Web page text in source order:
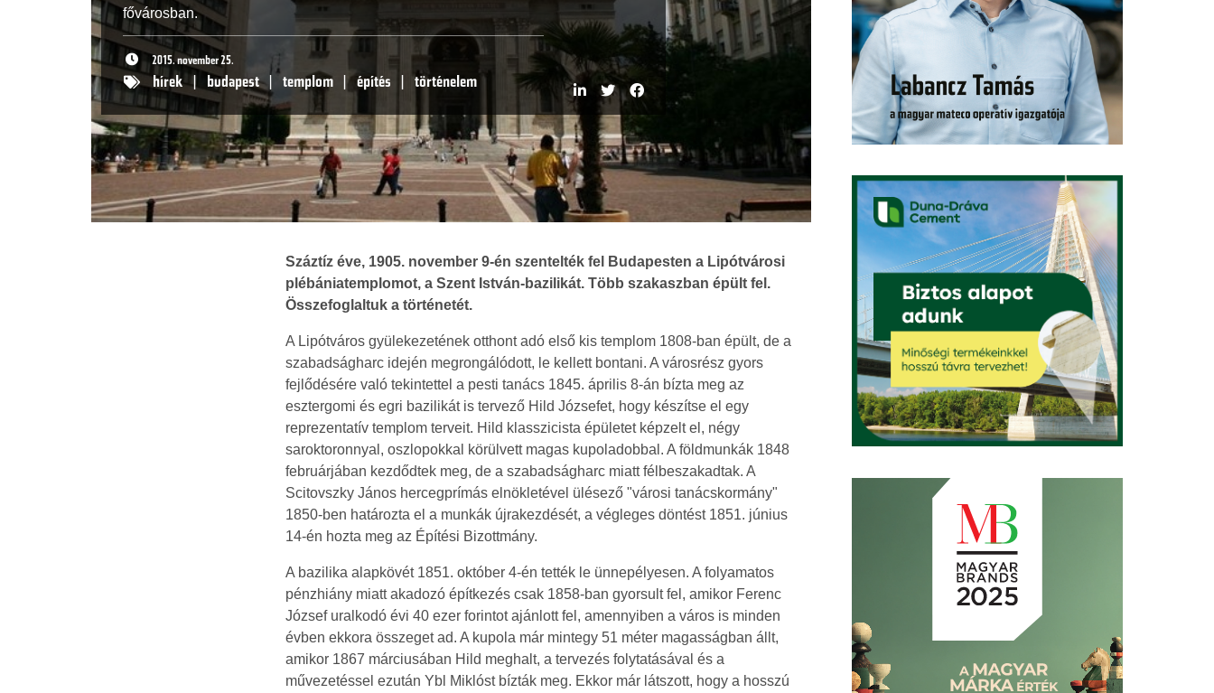
fővárosban.
2015. november 25.
hírek | budapest templom | építés történelem
Száztíz éve, 1905. november 9-én szentelték fel Budapesten a Lipótvárosi
plébániatemplomot, a Szent István-bazilikát. Több szakaszban épült fel.
Összefoglaltuk a történetét.
A Lipótváros gyülekezetének otthont adó első kis templom 1808-ban épült, de a
szabadságharc idején megrongálódott, le kellett bontani. A városrész gyors
fejlődésére való tekintettel a pesti tanács 1845. április 8-án bízta meg az
esztergomi és egri bazilikát is tervező Hild Józsefet, hogy készítse el egy
reprezentatív templom terveit. Hild klasszicista épületet képzelt el, négy
saroktoronnyal, oszlopokkal körülvett magas kupoladobbal. A földmunkák 1848
februárjában kezdődtek meg, de a szabadságharc miatt félbeszakadtak. A
Scitovszky János hercegprímás elnökletével ülésező "városi tanácskormány"
1850-ben határozta el a munkák újrakezdését, a végleges döntést 1851. június
14-én hozta meg az Építési Bizottmány.
A bazilika alapkövét 1851. október 4-én tették le ünnepélyesen. A folyamatos
pénzhiány miatt akadozó építkezés csak 1858-ban gyorsult fel, amikor Ferenc
József uralkodó évi 40 ezer forintot ajánlott fel, amennyiben a város is minden
évben ekkora összeget ad. A kupola már mintegy 51 méter magasságban állt,
amikor 1867 márciusában Hild meghalt, a tervezés folytatásával és a
művezetéssel ezután Ybl Miklóst bízták meg. Ekkor már látszott, hogy a hosszú